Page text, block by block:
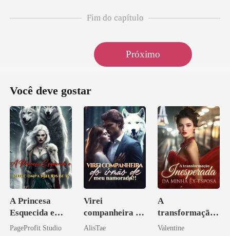
Fim do capítulo
Próximo
Você deve gostar
A Princesa
Esquecida e
Seus
PageProfit Studio
Virei
companheira do
irmão de meu
AlisTae
A
transformação
inesperada da
Valentine